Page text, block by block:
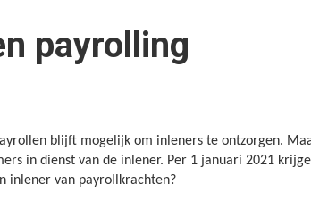
payrolling
blijft mogelijk om inleners te ontzorgen.
in dienst van de inlener. Per 1 januari 2021
inlener van payrollkrachten?